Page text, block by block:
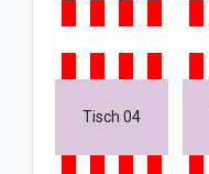
Tisch 04